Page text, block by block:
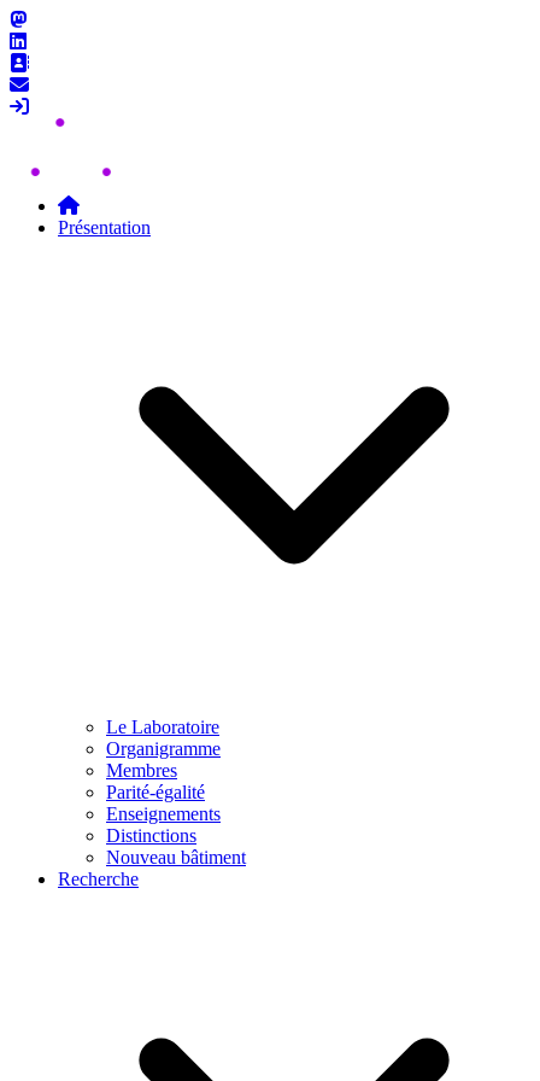
Skip to content
Présentation
Le Laboratoire
Organigramme
Membres
Parité-égalité
Enseignements
Distinctions
Nouveau bâtiment
Recherche